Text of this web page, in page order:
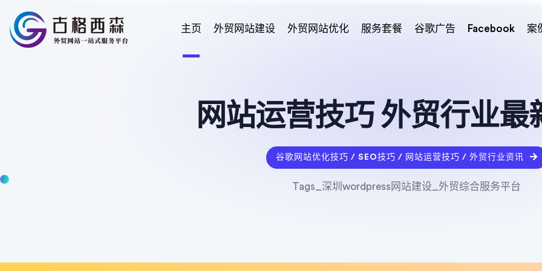
主页 外贸网站建设 外贸网站优化 服务套餐 谷歌广告 Facebook 案
网站运营技巧 外贸行业最
谷歌网站优化技巧 / SEO技巧 / 网站运营技巧 / 外贸行业资讯
Tags_深圳wordpress网站建设_外贸综合服务平台